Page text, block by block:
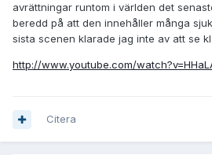
avrättningar runtom i världen det
beredd på att den innehåller många
sista scenen klarade jag inte av att se
http://www.youtube.com/
Citera